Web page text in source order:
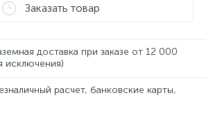
Заказать товар
доставка при заказе от 12 000
исключения)
расчет, банковские карты,